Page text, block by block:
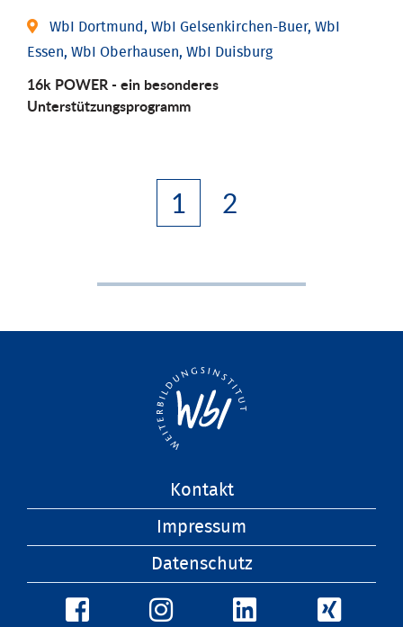
WbI Dortmund, WbI Gelsenkirchen-Buer, WbI
Essen, WbI Oberhausen, WbI Duisburg
16k POWER - ein besonderes
Unterstützungsprogramm
1 2
Kontakt
Impressum
Datenschutz